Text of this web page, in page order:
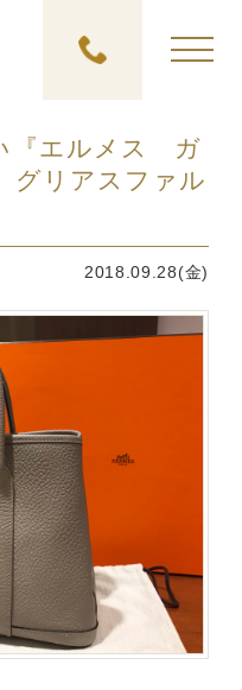
『エルメス ガ
リアスファル
2018.09.28(金)